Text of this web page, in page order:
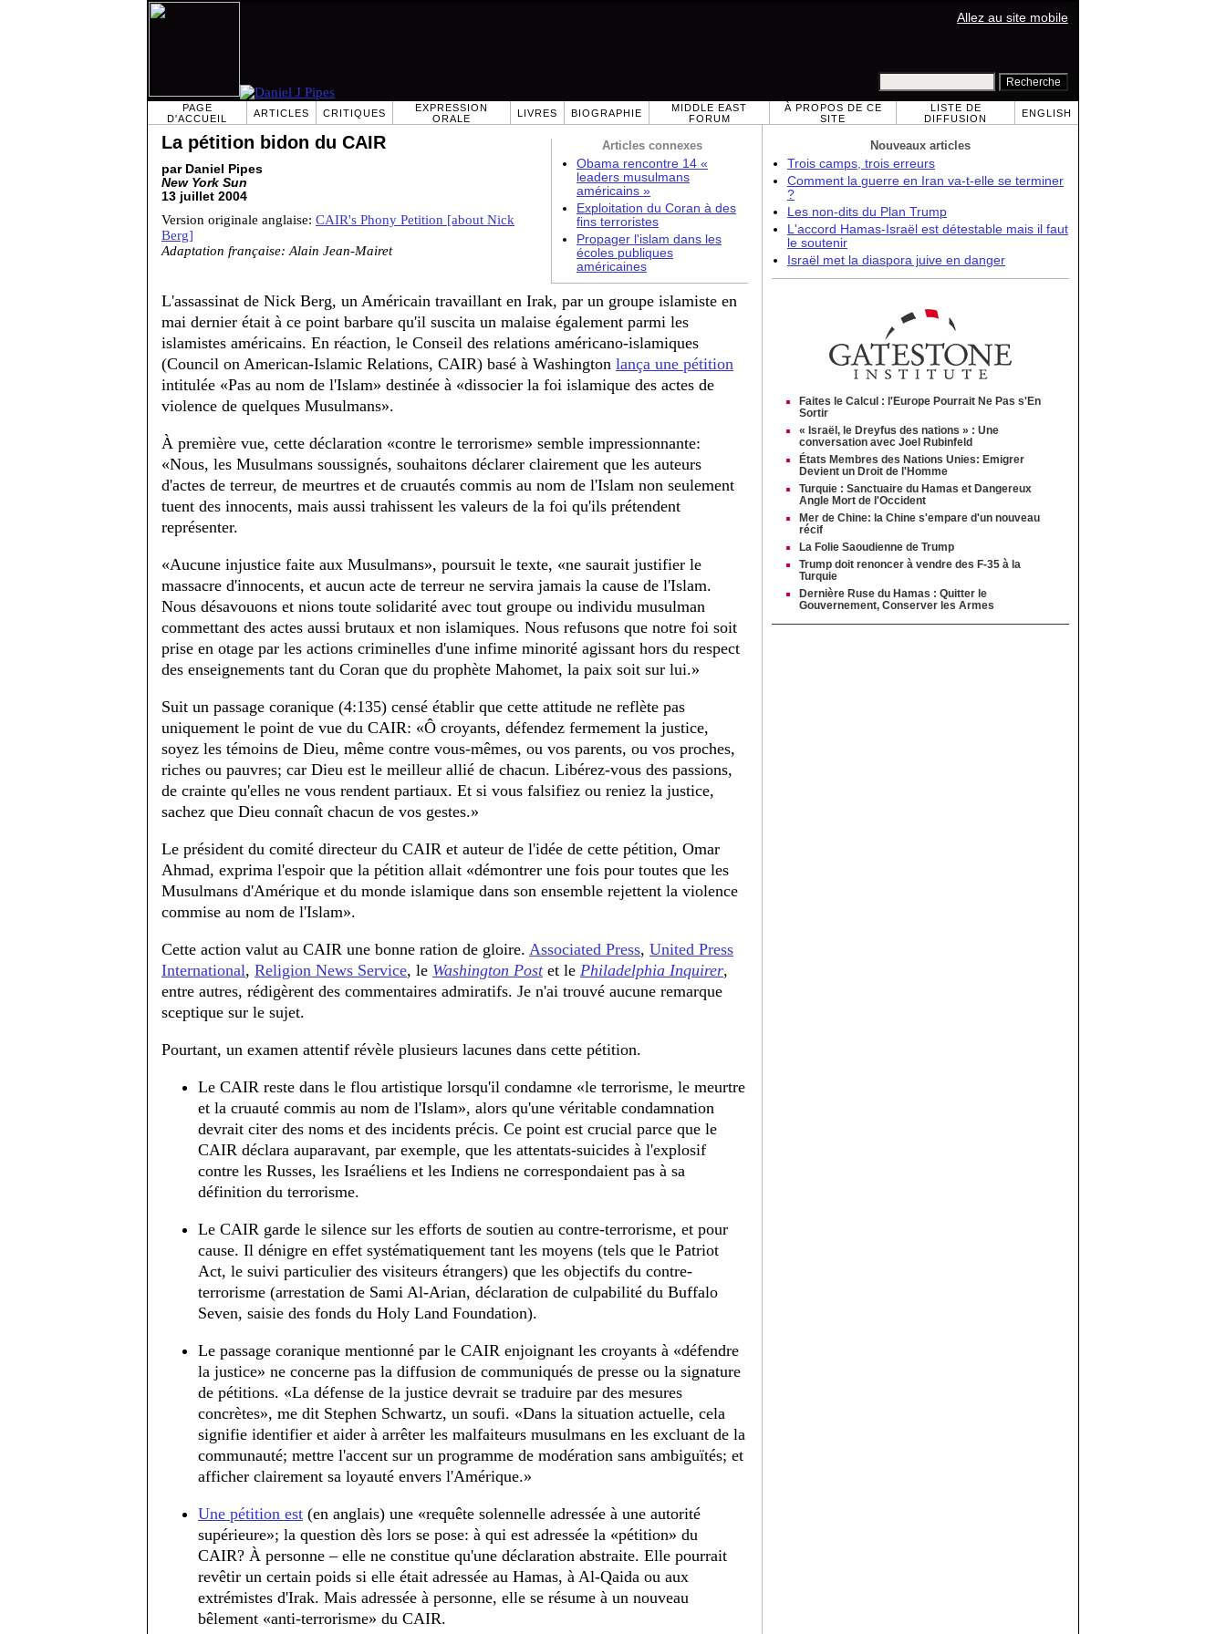
Allez au site mobile
PAGE
D'ACCUEIL
ARTICLES CRITIQUES
EXPRESSION
ORALE
LIVRES BIOGRAPHIE
MIDDLE EAST
FORUM
À PROPOS DE CE
SITE
LISTE DE
DIFFUSION
ENGLISH
Articles connexes
Obama rencontre 14 «
leaders musulmans
américains »
Exploitation du Coran à des
fins terroristes
Propager l'islam dans les
écoles publiques
américaines
La pétition bidon du CAIR
par Daniel Pipes
New York Sun
13 juillet 2004
Version originale anglaise: CAIR's Phony Petition [about Nick
Berg]
Adaptation française: Alain Jean-Mairet
L'assassinat de Nick Berg, un Américain travaillant en Irak, par un groupe islamiste en
mai dernier était à ce point barbare qu'il suscita un malaise également parmi les
islamistes américains. En réaction, le Conseil des relations américano-islamiques
(Council on American-Islamic Relations, CAIR) basé à Washington lança une pétition
intitulée «Pas au nom de l'Islam» destinée à «dissocier la foi islamique des actes de
violence de quelques Musulmans».
À première vue, cette déclaration «contre le terrorisme» semble impressionnante:
«Nous, les Musulmans soussignés, souhaitons déclarer clairement que les auteurs
d'actes de terreur, de meurtres et de cruautés commis au nom de l'Islam non seulement
tuent des innocents, mais aussi trahissent les valeurs de la foi qu'ils prétendent
représenter.
«Aucune injustice faite aux Musulmans», poursuit le texte, «ne saurait justifier le
massacre d'innocents, et aucun acte de terreur ne servira jamais la cause de l'Islam.
Nous désavouons et nions toute solidarité avec tout groupe ou individu musulman
commettant des actes aussi brutaux et non islamiques. Nous refusons que notre foi soit
prise en otage par les actions criminelles d'une infime minorité agissant hors du respect
des enseignements tant du Coran que du prophète Mahomet, la paix soit sur lui.»
Suit un passage coranique (4:135) censé établir que cette attitude ne reflète pas
uniquement le point de vue du CAIR: «Ô croyants, défendez fermement la justice,
soyez les témoins de Dieu, même contre vous-mêmes, ou vos parents, ou vos proches,
riches ou pauvres; car Dieu est le meilleur allié de chacun. Libérez-vous des passions,
de crainte qu'elles ne vous rendent partiaux. Et si vous falsifiez ou reniez la justice,
sachez que Dieu connaît chacun de vos gestes.»
Le président du comité directeur du CAIR et auteur de l'idée de cette pétition, Omar
Ahmad, exprima l'espoir que la pétition allait «démontrer une fois pour toutes que les
Musulmans d'Amérique et du monde islamique dans son ensemble rejettent la violence
commise au nom de l'Islam».
Cette action valut au CAIR une bonne ration de gloire. Associated Press, United Press
International, Religion News Service, le Washington Postet le Philadelphia Inquirer,
entre autres, rédigèrent des commentaires admiratifs. Je n'ai trouvé aucune remarque
sceptique sur le sujet.
Pourtant, un examen attentif révèle plusieurs lacunes dans cette pétition.
Le CAIR reste dans le flou artistique lorsqu'il condamne «le terrorisme, le meurtre
et la cruauté commis au nom de l'Islam», alors qu'une véritable condamnation
devrait citer des noms et des incidents précis. Ce point est crucial parce que le
CAIR déclara auparavant, par exemple, que les attentats-suicides à l'explosif
contre les Russes, les Israéliens et les Indiens ne correspondaient pas à sa
définition du terrorisme.
Le CAIR garde le silence sur les efforts de soutien au contre-terrorisme, et pour
cause. Il dénigre en effet systématiquement tant les moyens (tels que le Patriot
Act, le suivi particulier des visiteurs étrangers) que les objectifs du contre-
terrorisme (arrestation de Sami Al-Arian, déclaration de culpabilité du Buffalo
Seven, saisie des fonds du Holy Land Foundation).
Le passage coranique mentionné par le CAIR enjoignant les croyants à «défendre
la justice» ne concerne pas la diffusion de communiqués de presse ou la signature
de pétitions. «La défense de la justice devrait se traduire par des mesures
concrètes», me dit Stephen Schwartz, un soufi. «Dans la situation actuelle, cela
signifie identifier et aider à arrêter les malfaiteurs musulmans en les excluant de la
communauté; mettre l'accent sur un programme de modération sans ambiguïtés; et
afficher clairement sa loyauté envers l'Amérique.»
Une pétition est (en anglais) une «requête solennelle adressée à une autorité
supérieure»; la question dès lors se pose: à qui est adressée la «pétition» du
CAIR? À personne – elle ne constitue qu'une déclaration abstraite. Elle pourrait
revêtir un certain poids si elle était adressée au Hamas, à Al-Qaida ou aux
extrémistes d'Irak. Mais adressée à personne, elle se résume à un nouveau
bêlement «anti-terrorisme» du CAIR.
Nouveaux articles
Trois camps, trois erreurs
Comment la guerre en Iran va-t-elle se terminer
?
Les non-dits du Plan Trump
L'accord Hamas-Israël est détestable mais il faut
le soutenir
Israël met la diaspora juive en danger
Faites le Calcul : l'Europe Pourrait Ne Pas s'En
Sortir
« Israël, le Dreyfus des nations » : Une
conversation avec Joel Rubinfeld
États Membres des Nations Unies: Emigrer
Devient un Droit de l'Homme
Turquie : Sanctuaire du Hamas et Dangereux
Angle Mort de l'Occident
Mer de Chine: la Chine s'empare d'un nouveau
récif
La Folie Saoudienne de Trump
Trump doit renoncer à vendre des F-35 à la
Turquie
Dernière Ruse du Hamas : Quitter le
Gouvernement, Conserver les Armes